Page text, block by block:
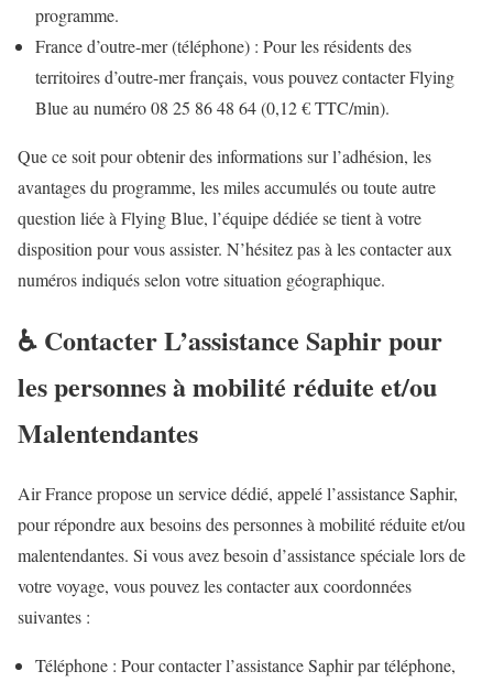
programme.
France d’outre-mer (téléphone) : Pour les résidents des
territoires d’outre-mer français, vous pouvez contacter Flying
Blue au numéro 08 25 86 48 64 (0,12 € TTC/min).
Que ce soit pour obtenir des informations sur l’adhésion, les
avantages du programme, les miles accumulés ou toute autre
question liée à Flying Blue, l’équipe dédiée se tient à votre
disposition pour vous assister. N’hésitez pas à les contacter aux
numéros indiqués selon votre situation géographique.
♿️ Contacter L’assistance Saphir pour
les personnes à mobilité réduite et/ou
Malentendantes
Air France propose un service dédié, appelé l’assistance Saphir,
pour répondre aux besoins des personnes à mobilité réduite et/ou
malentendantes. Si vous avez besoin d’assistance spéciale lors de
votre voyage, vous pouvez les contacter aux coordonnées
suivantes :
Téléphone : Pour contacter l’assistance Saphir par téléphone,